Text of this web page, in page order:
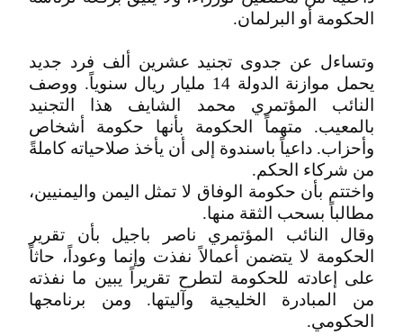
الحكومة أو البرلمان.
وتساءل عن جدوى تجنيد عشرين ألف فرد جديد
يحمل موازنة الدولة 14 مليار ريال سنوياً. ووصف
النائب المؤتمري محمد الشايف هذا التجنيد
بالمعيب. متهماً الحكومة بأنها حكومة أشخاص
وأحزاب. داعياً باسندوة إلى أن يأخذ صلاحياته كاملةً
من شركاء الحكم.
واختتم بأن حكومة الوفاق لا تمثل اليمن واليمنيين،
مطالباً بسحب الثقة منها.
وقال النائب المؤتمري ناصر باجيل بأن تقرير
الحكومة لا يتضمن أعمالاً نفذت وإنما وعوداً، حاثاً
على إعادته للحكومة لتطرح تقريراً يبين ما نفذته
من المبادرة الخليجية وآليتها. ومن برنامجها
الحكومي.